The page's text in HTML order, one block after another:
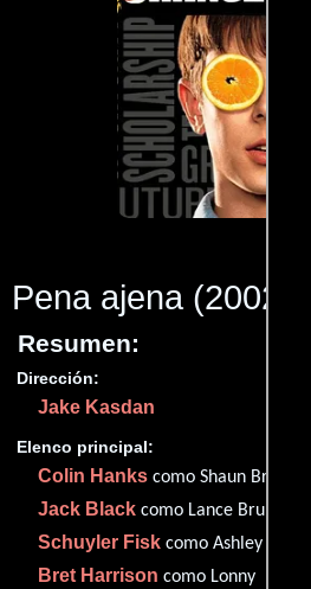
Pena ajena(2002)
Resumen:
Dirección:
Jake Kasdan
Elenco principal:
Colin Hanks como Shaun Brumder
Jack Black como Lance Brumder
Schuyler Fisk como Ashley
Bret Harrison como Lonny